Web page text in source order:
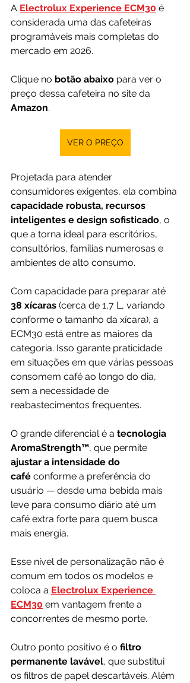
A Electrolux Experience ECM30 é
considerada uma das cafeteiras
programáveis mais completas do
mercado em 2026.
Clique no botão abaixo para ver o
preço dessa cafeteira no site da
Amazon.
VER O PREÇO
Projetada para atender
consumidores exigentes, ela combina
capacidade robusta, recursos
inteligentes e design sofisticado, o
que a torna ideal para escritórios,
consultórios, famílias numerosas e
ambientes de alto consumo.
Com capacidade para preparar até
38 xícaras (cerca de 1,7 L, variando
conforme o tamanho da xícara), a
ECM30 está entre as maiores da
categoria. Isso garante praticidade
em situações em que várias pessoas
consomem café ao longo do dia,
sem a necessidade de
reabastecimentos frequentes.
O grande diferencial é a tecnologia
AromaStrength™, que permite
ajustar a intensidade do
café conforme a preferência do
usuário — desde uma bebida mais
leve para consumo diário até um
café extra forte para quem busca
mais energia.
Esse nível de personalização não é
comum em todos os modelos e
coloca a Electrolux Experience
ECM30 em vantagem frente a
concorrentes de mesmo porte.
Outro ponto positivo é o filtro
permanente lavável, que substitui
os filtros de papel descartáveis. Além